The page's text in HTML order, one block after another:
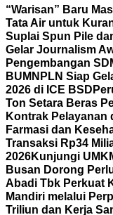
“Warisan” Baru
Tata Air untuk
Suplai Spun Pile
Gelar Journalism
Pengembangan
BUMN PLN Siap
2026 di ICE BSD
Ton Setara Beras
Kontrak Pelayanan
Farmasi dan
Transaksi Rp34
2026Kunjungi
Busan Dorong
Abadi Tbk Perkuat
Mandiri melalui
Triliun dan Kerja